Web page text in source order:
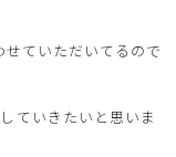
ていただいてるので
ていきたいと思いま